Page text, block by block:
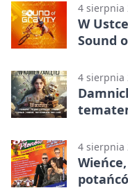
4 sierpnia
W
Sound
4 sierpnia
4 sierpnia